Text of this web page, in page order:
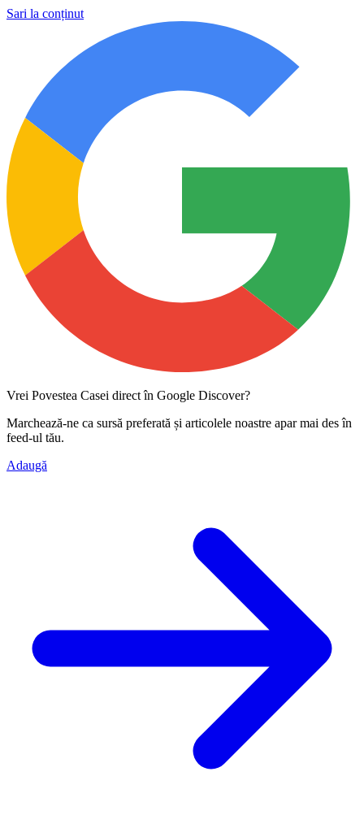
Sari la conținut
Vrei Povestea Casei direct în Google Discover?
Marchează-ne ca sursă preferată și articolele noastre apar mai des în
feed-ul tău.
Adaugă